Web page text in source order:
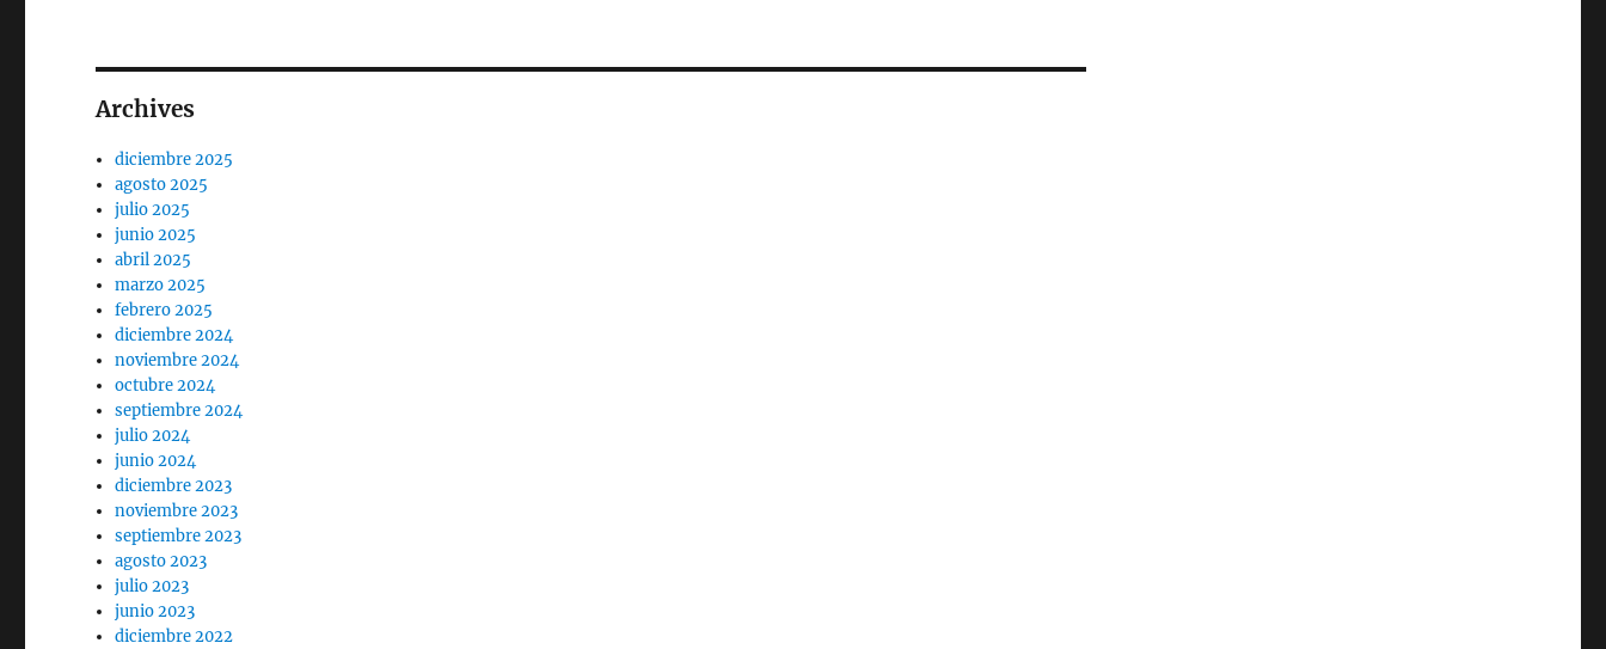
Archives
diciembre 2025
agosto 2025
julio 2025
junio 2025
abril 2025
marzo 2025
febrero 2025
diciembre 2024
noviembre 2024
octubre 2024
septiembre 2024
julio 2024
junio 2024
diciembre 2023
noviembre 2023
septiembre 2023
agosto 2023
julio 2023
junio 2023
diciembre 2022